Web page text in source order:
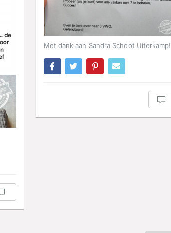
Met dank aan Sandra Schoot Uiterkamp!